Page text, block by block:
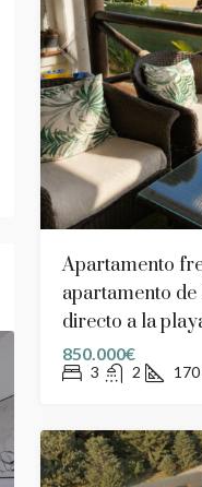
Apartamento
apartamento de
directo a la
850.000€
3 2 170